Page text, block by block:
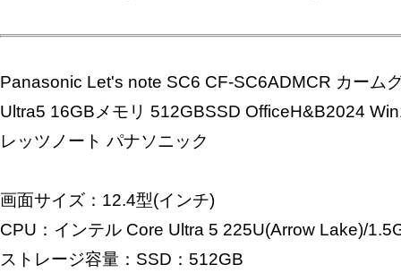
Panasonic Let's note SC6 CF-SC6ADMCR カーム
Ultra5 16GBメモリ 512GBSSD OfficeH&B2024
レッツノート パナソニック
画面サイズ：12.4型(インチ)
CPU：インテル Core Ultra 5 225U(Arrow Lake)/
ストレージ容量：SSD：512GB